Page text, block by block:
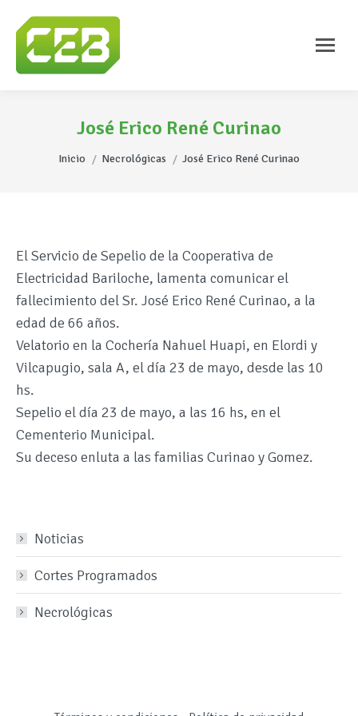
José Erico René Curinao
Estás aquí:
Inicio Necrológicas José Erico René Curinao
El Servicio de Sepelio de la Cooperativa de
Electricidad Bariloche, lamenta comunicar el
fallecimiento del Sr. José Erico René Curinao, a la
edad de 66 años.
Velatorio en la Cochería Nahuel Huapi, en Elordi y
Vilcapugio, sala A, el día 23 de mayo, desde las 10
hs.
Sepelio el día 23 de mayo, a las 16 hs, en el
Cementerio Municipal.
Su deceso enluta a las familias Curinao y Gomez.
Noticias
Cortes Programados
Necrológicas